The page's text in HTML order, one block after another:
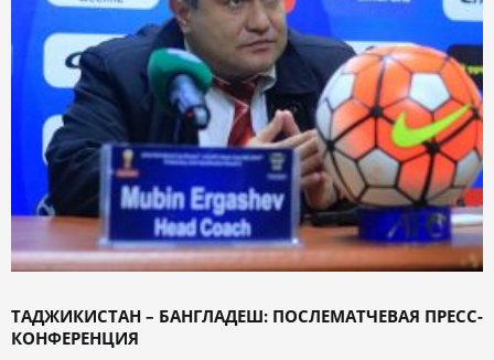
ТАДЖИКИСТАН – БАНГЛАДЕШ: ПОСЛЕМАТЧЕВАЯ ПРЕСС-
КОНФЕРЕНЦИЯ